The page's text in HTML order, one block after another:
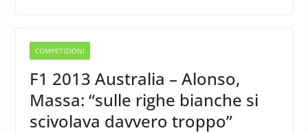
COMPETIZIONI
F1 2013 Australia – Alonso,
Massa: “sulle righe bianche si
scivolava davvero troppo”